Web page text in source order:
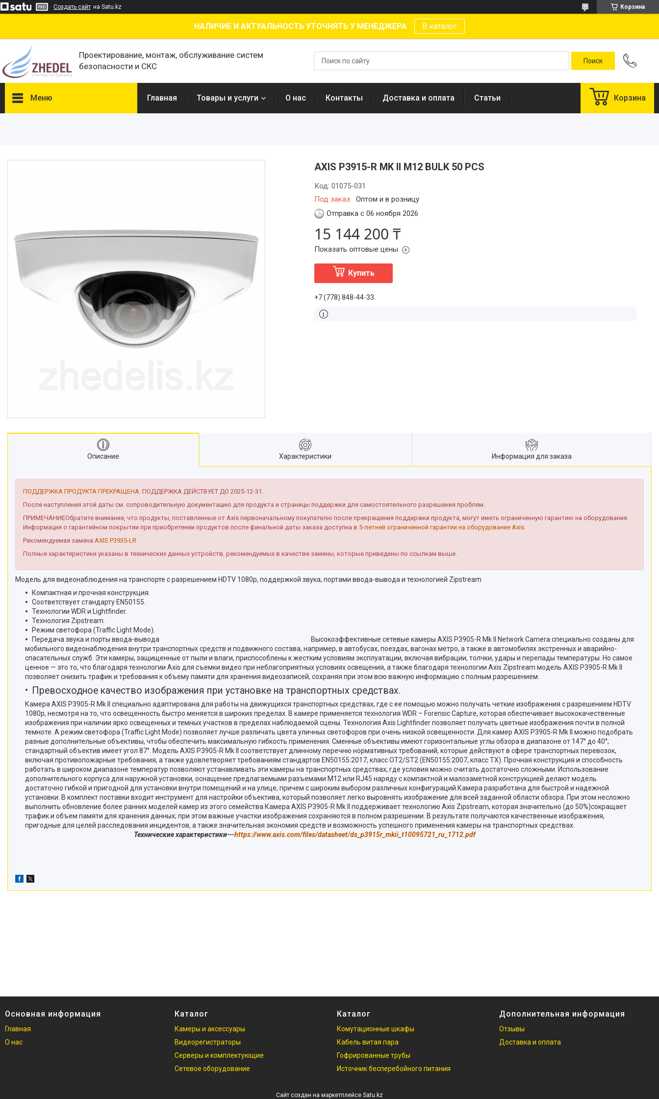
Создать сайт на Satu.kz Корзина
НАЛИЧИЕ И АКТУАЛЬНОСТЬ УТОЧНЯТЬ У МЕНЕДЖЕРА В каталог
Проектирование, монтаж, обслуживание систем
безопасности и СКС
Меню Главная Товары и услуги О нас Контакты Доставка и оплата Статьи Корзина
AXIS P3915-R MK II M12 BULK 50 PCS
Под заказ Оптом и в розницу
Код:01075-031
Отправка с 06 ноября 2026
15 144 200 ₸
Показать оптовые цены
Купить
+7 (778) 848-44-33
Описание Характеристики Информация для заказа
ПОДДЕРЖКА ПРОДУКТА ПРЕКРАЩЕНА. ПОДДЕРЖКА ДЕЙСТВУЕТ ДО 2025-12-31.
После наступления этой даты см. сопроводительную документацию для продукта и страницы поддержки для самостоятельного разрешения проблем.
ПРИМЕЧАНИЕОбратите внимание, что продукты, поставленные от Axis первоначальному покупателю после прекращения поддержки продукта, могут иметь ограниченную гарантию на оборудование.
Информация о гарантийном покрытии при приобретении продуктов после финальной даты заказа доступна в 5-летней ограниченной гарантии на оборудование Axis
Рекомендуемая замена:AXIS P3935-LR
Полные характеристики указаны в технических данных устройств, рекомендуемых в качестве замены, которые приведены по ссылкам выше.
Модель для видеонаблюдения на транспорте с разрешением HDTV 1080p, поддержкой звука, портами ввода-вывода и технологией Zipstream
Компактная и прочная конструкция.
Соответствует стандарту EN50155.
Технологии WDR и Lightfinder.
Технология Zipstream.
Режим светофора (Traffic Light Mode).
Передача звука и порты ввода-вывода Высокоэффективные сетевые камеры AXIS P3905-R Mk II Network Camera специально созданы для
мобильного видеонаблюдения внутри транспортных средств и подвижного состава, например, в автобусах, поездах, вагонах метро, а также в автомобилях экстренных и аварийно-
спасательных служб. Эти камеры, защищенные от пыли и влаги, приспособлены к жестким условиям эксплуатации, включая вибрации, толчки, удары и перепады температуры. Но самое
ценное — это то, что благодаря технологии Axis для съемки видео при неблагоприятных условиях освещения, а также благодаря технологии Axis Zipstream модель AXIS P3905-R Mk II
позволяет снизить трафик и требования к объему памяти для хранения видеозаписей, сохраняя при этом всю важную информацию с полным разрешением.
Превосходное качество изображения при установке на транспортных средствах.
Камера AXIS P3905-R Mk II специально адаптирована для работы на движущихся транспортных средствах, где с ее помощью можно получать четкие изображения с разрешением HDTV
1080p, несмотря на то, что освещенность быстро меняется в широких пределах. В камере применяется технология WDR – Forensic Capture, которая обеспечивает высококачественные
изображения при наличии ярко освещенных и темных участков в пределах наблюдаемой сцены. Технология Axis Lightfinder позволяет получать цветные изображения почти в полной
темноте. А режим светофора (Traffic Light Mode) позволяет лучше различать цвета уличных светофоров при очень низкой освещенности. Для камер AXIS P3905-R Mk II можно подобрать
разные дополнительные объективы, чтобы обеспечить максимальную гибкость применения. Сменные объективы имеют горизонтальные углы обзора в диапазоне от 147° до 40°;
стандартный объектив имеет угол 87°. Модель AXIS P3905-R Mk II соответствует длинному перечню нормативных требований, которые действуют в сфере транспортных перевозок,
включая противопожарные требования, а также удовлетворяет требованиям стандартов EN50155:2017, класс OT2/ST2 (EN50155:2007, класс TX). Прочная конструкция и способность
работать в широком диапазоне температур позволяют устанавливать эти камеры на транспортных средствах, где условия можно считать достаточно сложными. Использование
дополнительного корпуса для наружной установки, оснащение предлагаемыми разъемами M12 или RJ45 наряду с компактной и малозаметной конструкцией делают модель
достаточно гибкой и пригодной для установки внутри помещений и на улице, причем с широким выбором различных конфигураций.Камера разработана для быстрой и надежной
установки. В комплект поставки входит инструмент для настройки объектива, который позволяет легко выровнять изображение для всей заданной области обзора. При этом несложно
выполнить обновление более ранних моделей камер из этого семейства Камера AXIS P3905-R Mk II поддерживает технологию Axis Zipstream, которая значительно (до 50%)сокращает
трафик и объем памяти для хранения данных; при этом важные участки изображения сохраняются в полном разрешении. В результате получаются качественные изображения,
пригодные для целей расследования инцидентов, а также значительная экономия средств и возможность успешного применения камеры на транспортных средствах.
Технические характеристики---https://www.axis.com/files/datasheet/ds_p3915r_mkii_t10095721_ru_1712.pdf
Основная информация
Главная
О нас
Каталог
Камеры и аксессуары
Видеорегистраторы
Серверы и комплектующие
Сетевое оборудование
Каталог
Комутационные шкафы
Кабель витая пара
Гофрированные трубы
Источник бесперебойного питания
Дополнительная информация
Отзывы
Доставка и оплата
Сайт создан на маркетплейсе Satu.kz